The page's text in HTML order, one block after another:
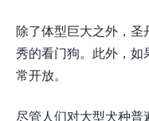
除了体型巨大之外，
秀的看门狗。此外，
常开放。
尽管人们对大型犬种